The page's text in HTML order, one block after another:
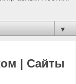
▼
| Сайты